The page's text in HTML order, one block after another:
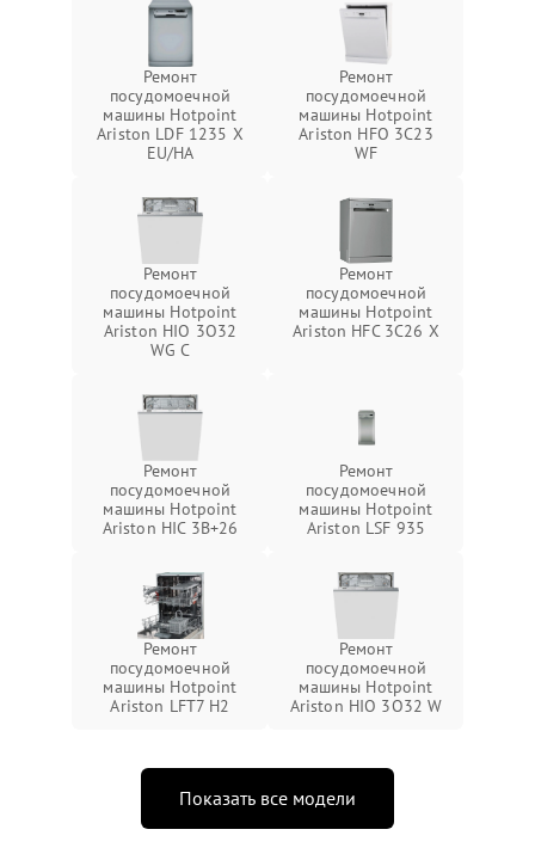
Ремонт
посудомоечной
машины Hotpoint
Ariston LDF 1235 X
EU/HA
Ремонт
посудомоечной
машины Hotpoint
Ariston HFO 3C23
WF
Ремонт
посудомоечной
машины Hotpoint
Ariston HIO 3O32
WG C
Ремонт
посудомоечной
машины Hotpoint
Ariston HFC 3C26 X
Ремонт
посудомоечной
машины Hotpoint
Ariston HIC 3B+26
Ремонт
посудомоечной
машины Hotpoint
Ariston LSF 935
Ремонт
посудомоечной
машины Hotpoint
Ariston LFT7 H2
Ремонт
посудомоечной
машины Hotpoint
Ariston HIO 3O32 W
Показать все модели